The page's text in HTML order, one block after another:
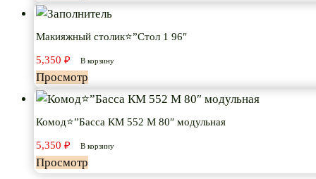
Макияжный столик⭐”Стол 1 96″
5,350 ₽ В корзину
Просмотр
Комод⭐”Басса КМ 552 М 80″ модульная
5,350 ₽ В корзину
Просмотр